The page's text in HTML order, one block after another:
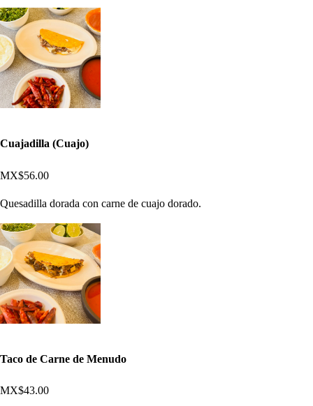
Cuajadilla (Cuajo)
MX$56.00
Quesadilla dorada con carne de cuajo dorado.
Taco de Carne de Menudo
MX$43.00